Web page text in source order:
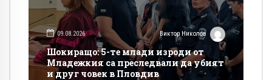
09.08.2026 Виктор Николов
Шокиращо: 5-те млади изроди от
Младежкия са преследвали да убият
и друг човек в Пловдив